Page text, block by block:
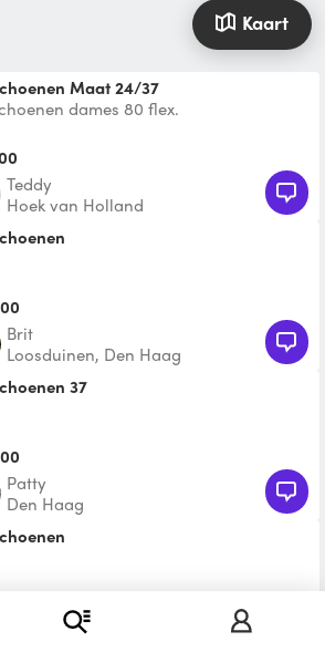
Kaart
Maat 24/37
dames 80 flex.
Teddy
Hoek van Holland
Brit
Loosduinen, Den Haag
37
Patty
Den Haag